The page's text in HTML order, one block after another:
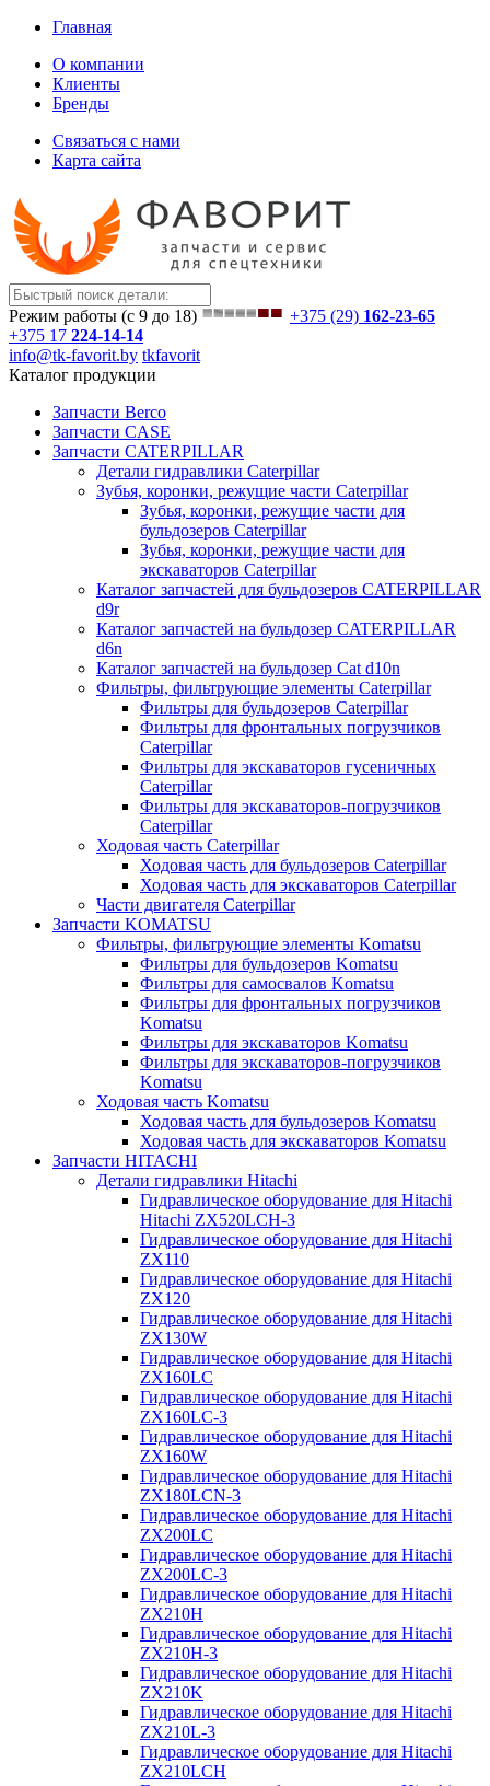
Главная
О компании
Клиенты
Бренды
Связаться с нами
Карта сайта
Режим работы (с 9 до 18) +375 (29) 162-23-65
+375 17 224-14-14
info@tk-favorit.by tkfavorit
Каталог продукции
Запчасти Berco
Запчасти CASE
Запчасти CATERPILLAR
Детали гидравлики Caterpillar
Зубья, коронки, режущие части Caterpillar
Зубья, коронки, режущие части для
бульдозеров Caterpillar
Зубья, коронки, режущие части для
экскаваторов Caterpillar
Каталог запчастей для бульдозеров CATERPILLAR
d9r
Каталог запчастей на бульдозер CATERPILLAR
d6n
Каталог запчастей на бульдозер Сat d10n
Фильтры, фильтрующие элементы Caterpillar
Фильтры для бульдозеров Caterpillar
Фильтры для фронтальных погрузчиков
Caterpillar
Фильтры для экскаваторов гусеничных
Caterpillar
Фильтры для экскаваторов-погрузчиков
Caterpillar
Ходовая часть Caterpillar
Ходовая часть для бульдозеров Caterpillar
Ходовая часть для экскаваторов Caterpillar
Части двигателя Caterpillar
Запчасти KOMATSU
Фильтры, фильтрующие элементы Komatsu
Фильтры для бульдозеров Komatsu
Фильтры для самосвалов Komatsu
Фильтры для фронтальных погрузчиков
Komatsu
Фильтры для экскаваторов Komatsu
Фильтры для экскаваторов-погрузчиков
Komatsu
Ходовая часть Komatsu
Ходовая часть для бульдозеров Komatsu
Ходовая часть для экскаваторов Komatsu
Запчасти HITACHI
Детали гидравлики Hitachi
Гидравлическое оборудование для Hitachi
Hitachi ZX520LCH-3
Гидравлическое оборудование для Hitachi
ZX110
Гидравлическое оборудование для Hitachi
ZX120
Гидравлическое оборудование для Hitachi
ZX130W
Гидравлическое оборудование для Hitachi
ZX160LC
Гидравлическое оборудование для Hitachi
ZX160LC-3
Гидравлическое оборудование для Hitachi
ZX160W
Гидравлическое оборудование для Hitachi
ZX180LCN-3
Гидравлическое оборудование для Hitachi
ZX200LC
Гидравлическое оборудование для Hitachi
ZX200LC-3
Гидравлическое оборудование для Hitachi
ZX210H
Гидравлическое оборудование для Hitachi
ZX210H-3
Гидравлическое оборудование для Hitachi
ZX210K
Гидравлическое оборудование для Hitachi
ZX210L-3
Гидравлическое оборудование для Hitachi
ZX210LCH